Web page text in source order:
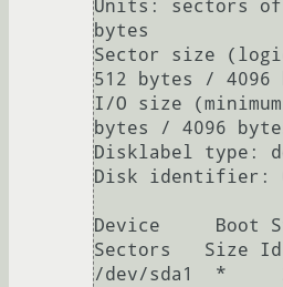
Units: sectors
bytes
Sector size
512 bytes / 4096
I/O size
bytes / 4096
Disklabel type:
Disk identifier:
Device     Boot
Sectors   Size Id
/dev/sda1  *